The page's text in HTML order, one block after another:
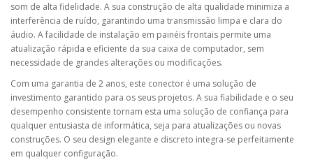
som de alta fidelidade. A sua construção de alta qualidade minimiza a
interferência de ruído, garantindo uma transmissão limpa e clara do
áudio. A facilidade de instalação em painéis frontais permite uma
atualização rápida e eficiente da sua caixa de computador, sem
necessidade de grandes alterações ou modificações.
Com uma garantia de 2 anos, este conector é uma solução de
investimento garantido para os seus projetos. A sua fiabilidade e o seu
desempenho consistente tornam esta uma solução de confiança para
qualquer entusiasta de informática, seja para atualizações ou novas
construções. O seu design elegante e discreto integra-se perfeitamente
em qualquer configuração.